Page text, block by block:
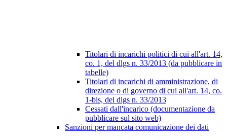
Titolari di incarichi politici di cui all'art. 14,
co. 1, del dlgs n. 33/2013 (da pubblicare in
tabelle)
Titolari di incarichi di amministrazione, di
direzione o di governo di cui all'art. 14, co.
1-bis, del dlgs n. 33/2013
Cessati dall'incarico (documentazione da
pubblicare sul sito web)
Sanzioni per mancata comunicazione dei dati